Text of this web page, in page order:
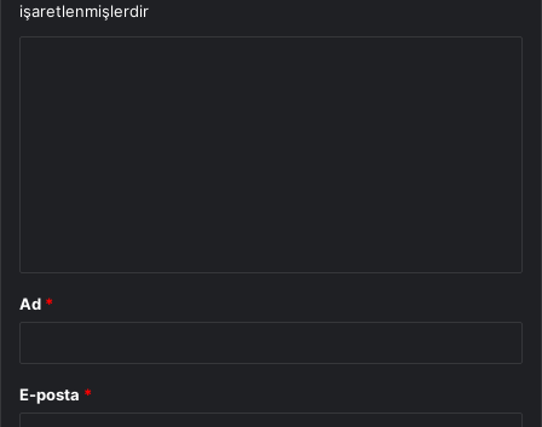
işaretlenmişlerdir
Ad *
E-posta *